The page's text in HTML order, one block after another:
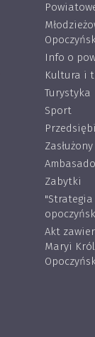
Info o
Kultura i
Turystyka
Sport
Zabytki
Akt
Maryi